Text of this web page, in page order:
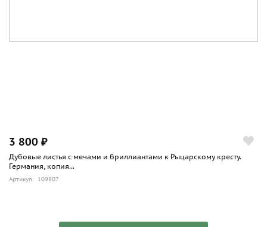
3 800 ₽
Дубовые листья с мечами и бриллиантами к Рыцарскому кресту.
Германия, копия...
Артикул: 109807